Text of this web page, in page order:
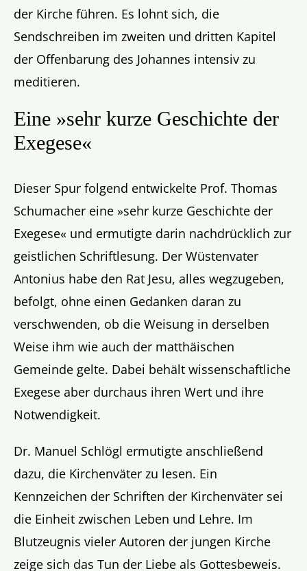
der Kirche führen. Es lohnt sich, die
Sendschreiben im zweiten und dritten Kapitel
der Offenbarung des Johannes intensiv zu
meditieren.
Eine »sehr kurze Geschichte der
Exegese«
Dieser Spur folgend entwickelte Prof. Thomas
Schumacher eine »sehr kurze Geschichte der
Exegese« und ermutigte darin nachdrücklich zur
geistlichen Schriftlesung. Der Wüstenvater
Antonius habe den Rat Jesu, alles wegzugeben,
befolgt, ohne einen Gedanken daran zu
verschwenden, ob die Weisung in derselben
Weise ihm wie auch der matthäischen
Gemeinde gelte. Dabei behält wissenschaftliche
Exegese aber durchaus ihren Wert und ihre
Notwendigkeit.
Dr. Manuel Schlögl ermutigte anschließend
dazu, die Kirchenväter zu lesen. Ein
Kennzeichen der Schriften der Kirchenväter sei
die Einheit zwischen Leben und Lehre. Im
Blutzeugnis vieler Autoren der jungen Kirche
zeige sich das Tun der Liebe als Gottesbeweis.